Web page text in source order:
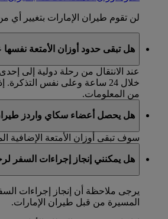
لن تقوم طيران الإمارات بتغيير أي
هل تبقى حدود أوزان الأمتعة نفسها
عند الانتقال من رحلة دولية إلى
خلال 24 ساعة وعلى نفس التذكرة. إذا كنتم مسافرين باستخدام تذاكر منفصلة يتعين عليكم إبراز كلا التذكرتين عند تسجيل أمتعتكم. تطبق بعض الاستثناءات والقيود. يرجى زيارة الموقع
من المعلومات.
هل يحصل أعضاء سكاي واردز طيران
سوف تبقى أوزان الأمتعة الإضافية
هل يمكنني إنجاز إجراءات السفر
يرجى ملاحظة أن إنجاز إجراءات
المسيرة من قبل طيران الإمارات.